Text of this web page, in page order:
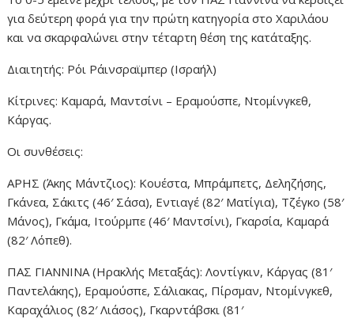
για δεύτερη φορά για την πρώτη κατηγορία στο Χαριλάου
και να σκαρφαλώνει στην τέταρτη θέση της κατάταξης.
Διαιτητής: Ρόι Ράινσραϊμπερ (Ισραήλ)
Κίτρινες: Καμαρά, Μαντσίνι – Εραμούσπε, Ντομίνγκεθ,
Κάργας.
Οι συνθέσεις:
ΑΡΗΣ (Άκης Μάντζιος): Κουέστα, Μπράμπετς, Δεληζήσης,
Γκάνεα, Σάκιτς (46′ Σάσα), Εντιαγέ (82′ Ματίγια), Τζέγκο (58′
Μάνος), Γκάμα, Ιτούρμπε (46′ Μαντσίνι), Γκαρσία, Καμαρά
(82′ Λόπεθ).
ΠΑΣ ΓΙΑΝΝΙΝΑ (Ηρακλής Μεταξάς): Λοντίγκιν, Κάργας (81′
Παντελάκης), Εραμούσπε, Σάλιακας, Πίρσμαν, Ντομίνγκεθ,
Καραχάλιος (82′ Λιάσος), Γκαρντάβσκι (81′